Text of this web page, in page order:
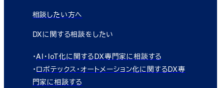
相談したい方へ
DXに関する相談をしたい
・AI・IoT化に関するDX専門家に相談する
・ロボテックス・オートメーション化に関するDX専
門家に相談する